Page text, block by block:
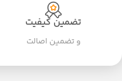
تضمین کیفیت
و تضمین اصالت